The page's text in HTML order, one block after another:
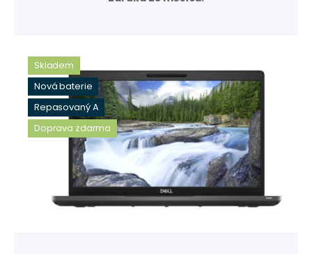
Skladem
Nová baterie
Repasovaný A
Doprava zdarma